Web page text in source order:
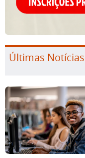
Últimas Notícias
EXTENSÃO